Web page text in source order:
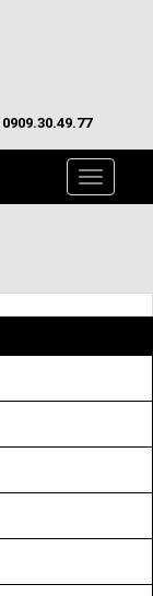
0909.30.49.77
Toggle